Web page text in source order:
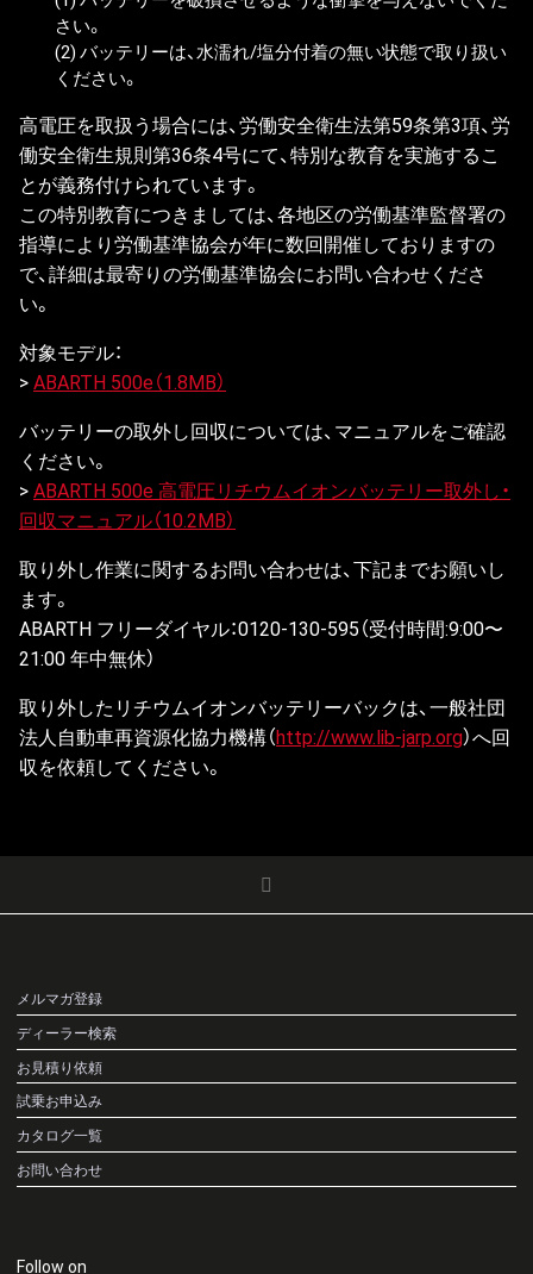
さい。
(2) バッテリーは、水濡れ/塩分付着の無い状態で取り扱い
ください。
高電圧を取扱う場合には、労働安全衛生法第59条第3項、労
働安全衛生規則第36条4号にて、特別な教育を実施するこ
とが義務付けられています。
この特別教育につきましては、各地区の労働基準監督署の
指導により労働基準協会が年に数回開催しておりますの
で、詳細は最寄りの労働基準協会にお問い合わせくださ
い。
対象モデル：
>ABARTH 500e（1.8MB）
バッテリーの取外し回収については、マニュアルをご確認
ください。
>ABARTH 500e 高電圧リチウムイオンバッテリー取外し・
回収マニュアル（10.2MB）
取り外し作業に関するお問い合わせは、下記までお願いし
ます。
ABARTH フリーダイヤル：0120-130-595（受付時間:9:00〜
21:00 年中無休）
取り外したリチウムイオンバッテリーバックは、一般社団
法人自動車再資源化協力機構（http://www.lib-jarp.org）へ回
収を依頼してください。
メルマガ登録
ディーラー検索
お見積り依頼
試乗お申込み
カタログ一覧
お問い合わせ
Follow on